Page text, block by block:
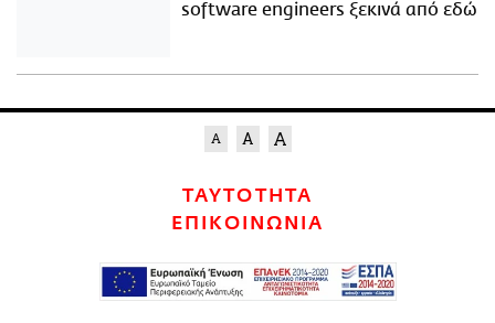
software engineers ξεκινά από εδώ
ΤΑΥΤΟΤΗΤΑ
ΕΠΙΚΟΙΝΩΝΙΑ